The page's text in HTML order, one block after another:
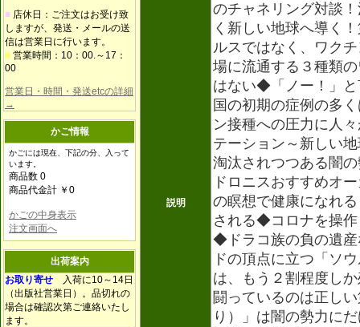
■ 店休日：ご注文はお受け致
しますが、発送・メールの送
信は営業日に行います。
■ 営業時間：10：00.～17：
00
営業日・時間・発送etcの詳細
→
かご情報
かごには現在、下記の分、入って
います。
商品数 0
商品代金計 ￥0
かごの中身表示
注文画面へ
出荷案内
お取り寄せ 入荷に10～14日
（出版社営業日）。品切れの
場合は確認次第ご連絡いたし
ます。
説明
のチャネリング対談
く新しい地球へ導く
ルスではなく、ワク
場に流通する３種類
はない◆「ノー！」
国の初期の症例の多
ン接種への圧力に人
テーション～新しい
淘汰されつつある闇
ドロニスおすすめオ
の瞑想で健康になれ
される◆コロナを操
◆ドラコ族の負の遺
ドの頂点に立つ「ソ
は、もう２割程度し
闘っているのは正し
り）」は闇の勢力に